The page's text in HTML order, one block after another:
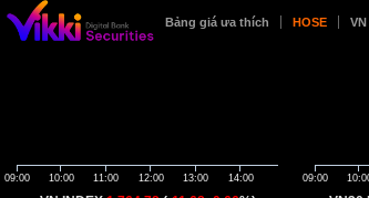
Bảng giá ưa thích HOSE VN
09:00 10:00 11:00 12:00 13:00 14:00 09:00